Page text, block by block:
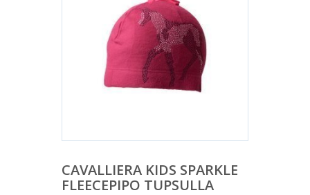
CAVALLIERA KIDS SPARKLE
FLEECEPIPO TUPSULLA